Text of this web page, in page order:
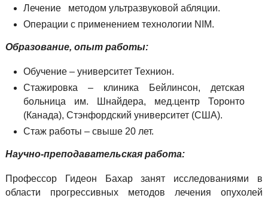
Лечение методом ультразвуковой абляции.
Операции с применением технологии NIM.
Образование, опыт работы:
Обучение – университет Технион.
Стажировка – клиника Бейлинсон, детская
больница им. Шнайдера, мед.центр Торонто
(Канада), Стэнфордский университет (США).
Стаж работы – свыше 20 лет.
Научно-преподавательская работа:
Профессор Гидеон Бахар занят исследованиями в
области прогрессивных методов лечения опухолей